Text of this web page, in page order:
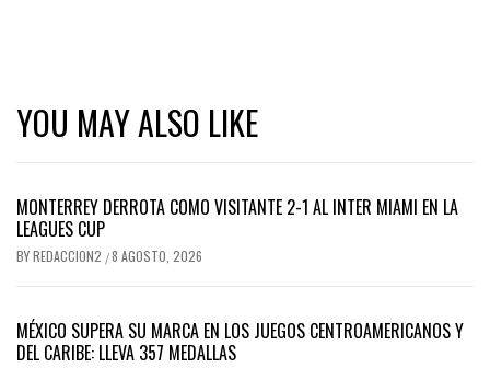
YOU MAY ALSO LIKE
MONTERREY DERROTA COMO VISITANTE 2-1 AL INTER MIAMI EN LA
LEAGUES CUP
BYREDACCION2 /8 AGOSTO, 2026
MÉXICO SUPERA SU MARCA EN LOS JUEGOS CENTROAMERICANOS Y
DEL CARIBE: LLEVA 357 MEDALLAS